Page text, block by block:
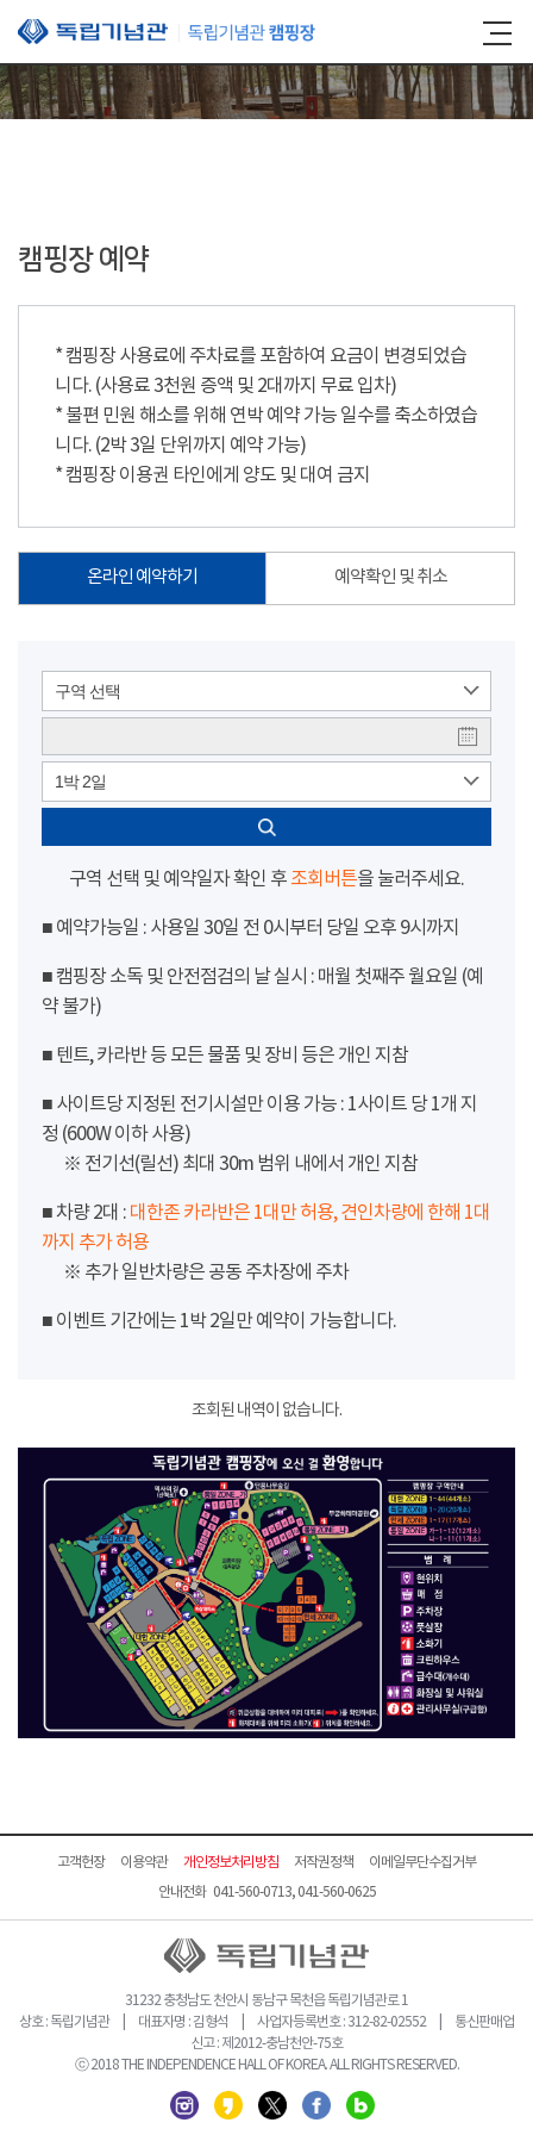
본문 바로가기
캠핑장 예약
* 캠핑장 사용료에 주차료를 포함하여 요금이 변경되었습
니다. (사용료 3천원 증액 및 2대까지 무료 입차)
* 불편 민원 해소를 위해 연박 예약 가능 일수를 축소하였습
니다. (2박 3일 단위까지 예약 가능)
* 캠핑장 이용권 타인에게 양도 및 대여 금지
온라인 예약하기 예약확인 및 취소
구역 선택
1박 2일
구역 선택 및 예약일자 확인 후 조회버튼을 눌러주세요.
■ 예약가능일 : 사용일 30일 전 0시부터 당일 오후 9시까지
■ 캠핑장 소독 및 안전점검의 날 실시 : 매월 첫째주 월요일 (예
약 불가)
■ 텐트, 카라반 등 모든 물품 및 장비 등은 개인 지참
■ 사이트당 지정된 전기시설만 이용 가능 : 1사이트 당 1개 지
정 (600W 이하 사용)
※ 전기선(릴선) 최대 30m 범위 내에서 개인 지참
■ 차량 2대 : 대한존 카라반은 1대만 허용, 견인차량에 한해 1대
까지 추가 허용
※ 추가 일반차량은 공동 주차장에 주차
■ 이벤트 기간에는 1박 2일만 예약이 가능합니다.
조회된 내역이 없습니다.
고객헌장 이용약관 개인정보처리방침 저작권정책
이메일무단수집거부
안내전화 041-560-0713, 041-560-0625
31232 충청남도 천안시 동남구 목천읍 독립기념관로 1
상호 : 독립기념관 | 대표자명 : 김형석 | 사업자등록번호 : 312-82-02552 | 통신판매업
신고 : 제2012-충남천안-75호
ⓒ 2018 THE INDEPENDENCE HALL OF KOREA. ALL RIGHTS RESERVED.